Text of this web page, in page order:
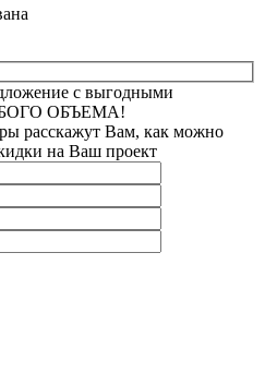
с выгодными
ОБЪЕМА!
расскажут Вам, как можно
на Ваш проект